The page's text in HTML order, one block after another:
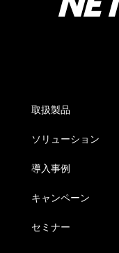
取扱製品
ソリューション
導入事例
キャンペーン
セミナー